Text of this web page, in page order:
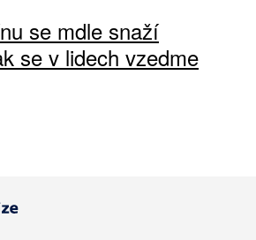
se mdle snaží
se v lidech vzedme